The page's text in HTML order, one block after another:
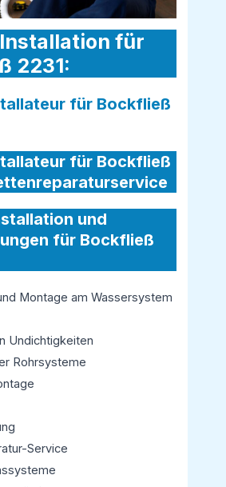
für
2231:
für Bockfließ
für Bockfließ
und
für Bockfließ
Montage am Wassersystem
Undichtigkeiten
Rohrsysteme
Service